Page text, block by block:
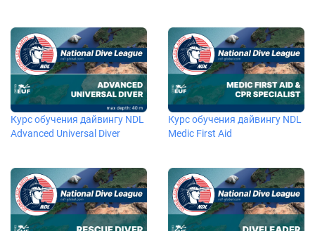
Курс обучения дайвингу NDL
Advanced Universal Diver
Курс обучения дайвингу NDL
Medic First Aid